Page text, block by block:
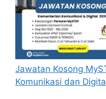
Jawatan Kosong
Komunikasi dan